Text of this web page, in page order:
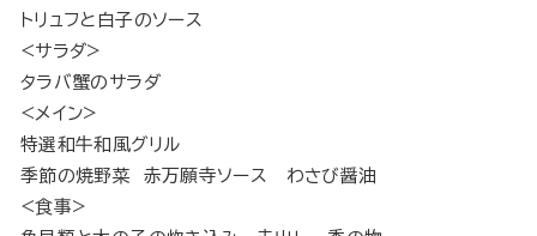
トリュフと白子のソース
<サラダ>
タラバ蟹のサラダ
<メイン>
特選和牛和風グリル
季節の焼野菜 赤万願寺ソース わさび醤油
<食事>